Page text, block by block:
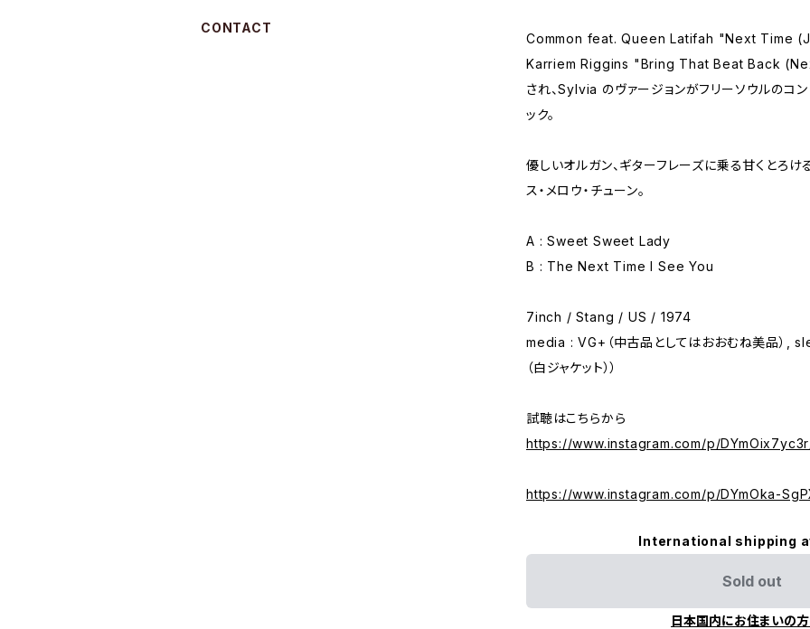
Common feat. Queen Latifah "Next Time
Karriem Riggins "Bring That Beat Back
され、Sylvia のヴァージョンがフリーソウルのコ
ック。
優しいオルガン、ギターフレーズに乗る甘くとろ
ス・メロウ・チューン。
A : Sweet Sweet Lady
B : The Next Time I See You
7inch / Stang / US / 1974
media : VG+（中古品としてはおおむね美品）,
（白ジャケット））
試聴はこちらから
https://www.instagram.com/p/
https://www.instagram.com/p/DYmOka-
International shipping
Sold out
日本国内にお住まいの
CONTACT